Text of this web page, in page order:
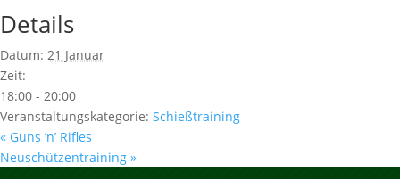
Details
Datum: 21 Januar
Zeit:
18:00 - 20:00
Veranstaltungskategorie: Schießtraining
« Guns ’n’ Rifles
Neuschützentraining »